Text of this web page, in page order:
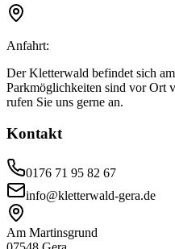
Anfahrt:
Der Kletterwald befindet sich
Parkmöglichkeiten sind vor Ort
rufen Sie uns gerne an.
Kontakt
0176 71 95 82 67
info@kletterwald-gera.de
Am Martinsgrund